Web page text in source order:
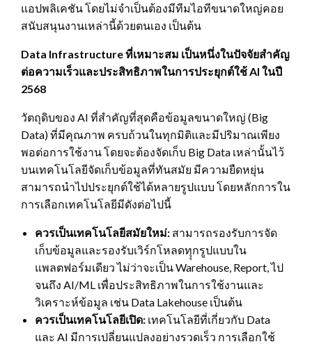
แอปพลิเคชัน โดยไม่จำเป็นต้องมีทีมไอทีขนาดใหญ่คอย
สนับสนุนงานเหล่านี้ด้วยตนเอง เป็นต้น
Data Infrastructureที่เหมาะสม เป็นหนึ่งในปัจจัยสำคัญ
ต่อความเร็วและประสิทธิภาพในการประยุกต์ใช้ AI ในปี
2568
วัตถุดิบของ AI ที่สำคัญที่สุดคือข้อมูลขนาดใหญ่ (Big
Data) ที่มีคุณภาพ ครบถ้วนในทุกมิติและมีปริมาณเพียง
พอต่อการใช้งาน โดยจะต้องจัดเก็บ Big Data เหล่านั้นไว้
บนเทคโนโลยีจัดเก็บข้อมูลที่ทันสมัย มีความยืดหยุ่น
สามารถนำไปประยุกต์ใช้ได้หลายรูปแบบ โดยหลักการใน
การเลือกเทคโนโลยีมีดังต่อไปนี้
ควรเป็นเทคโนโลยีสมัยใหม่: สามารถรองรับการจัด
เก็บข้อมูลและรองรับเวิร์กโหลดทุุกรูปแบบใน
แพลตฟอร์มเดียว ไม่ว่าจะเป็น Warehouse, Report, ไป
จนถึง AI/ML เพื่อประสิทธิภาพในการใช้งานและ
วิเคราะห์ข้อมูล เช่น Data Lakehouse เป็นต้น
ควรเป็นเทคโนโลยีเปิด: เทคโนโลยีที่เกี่ยวกับ Data
และ AI มีการเปลี่ยนแปลงอย่างรวดเร็ว การเลือกใช้